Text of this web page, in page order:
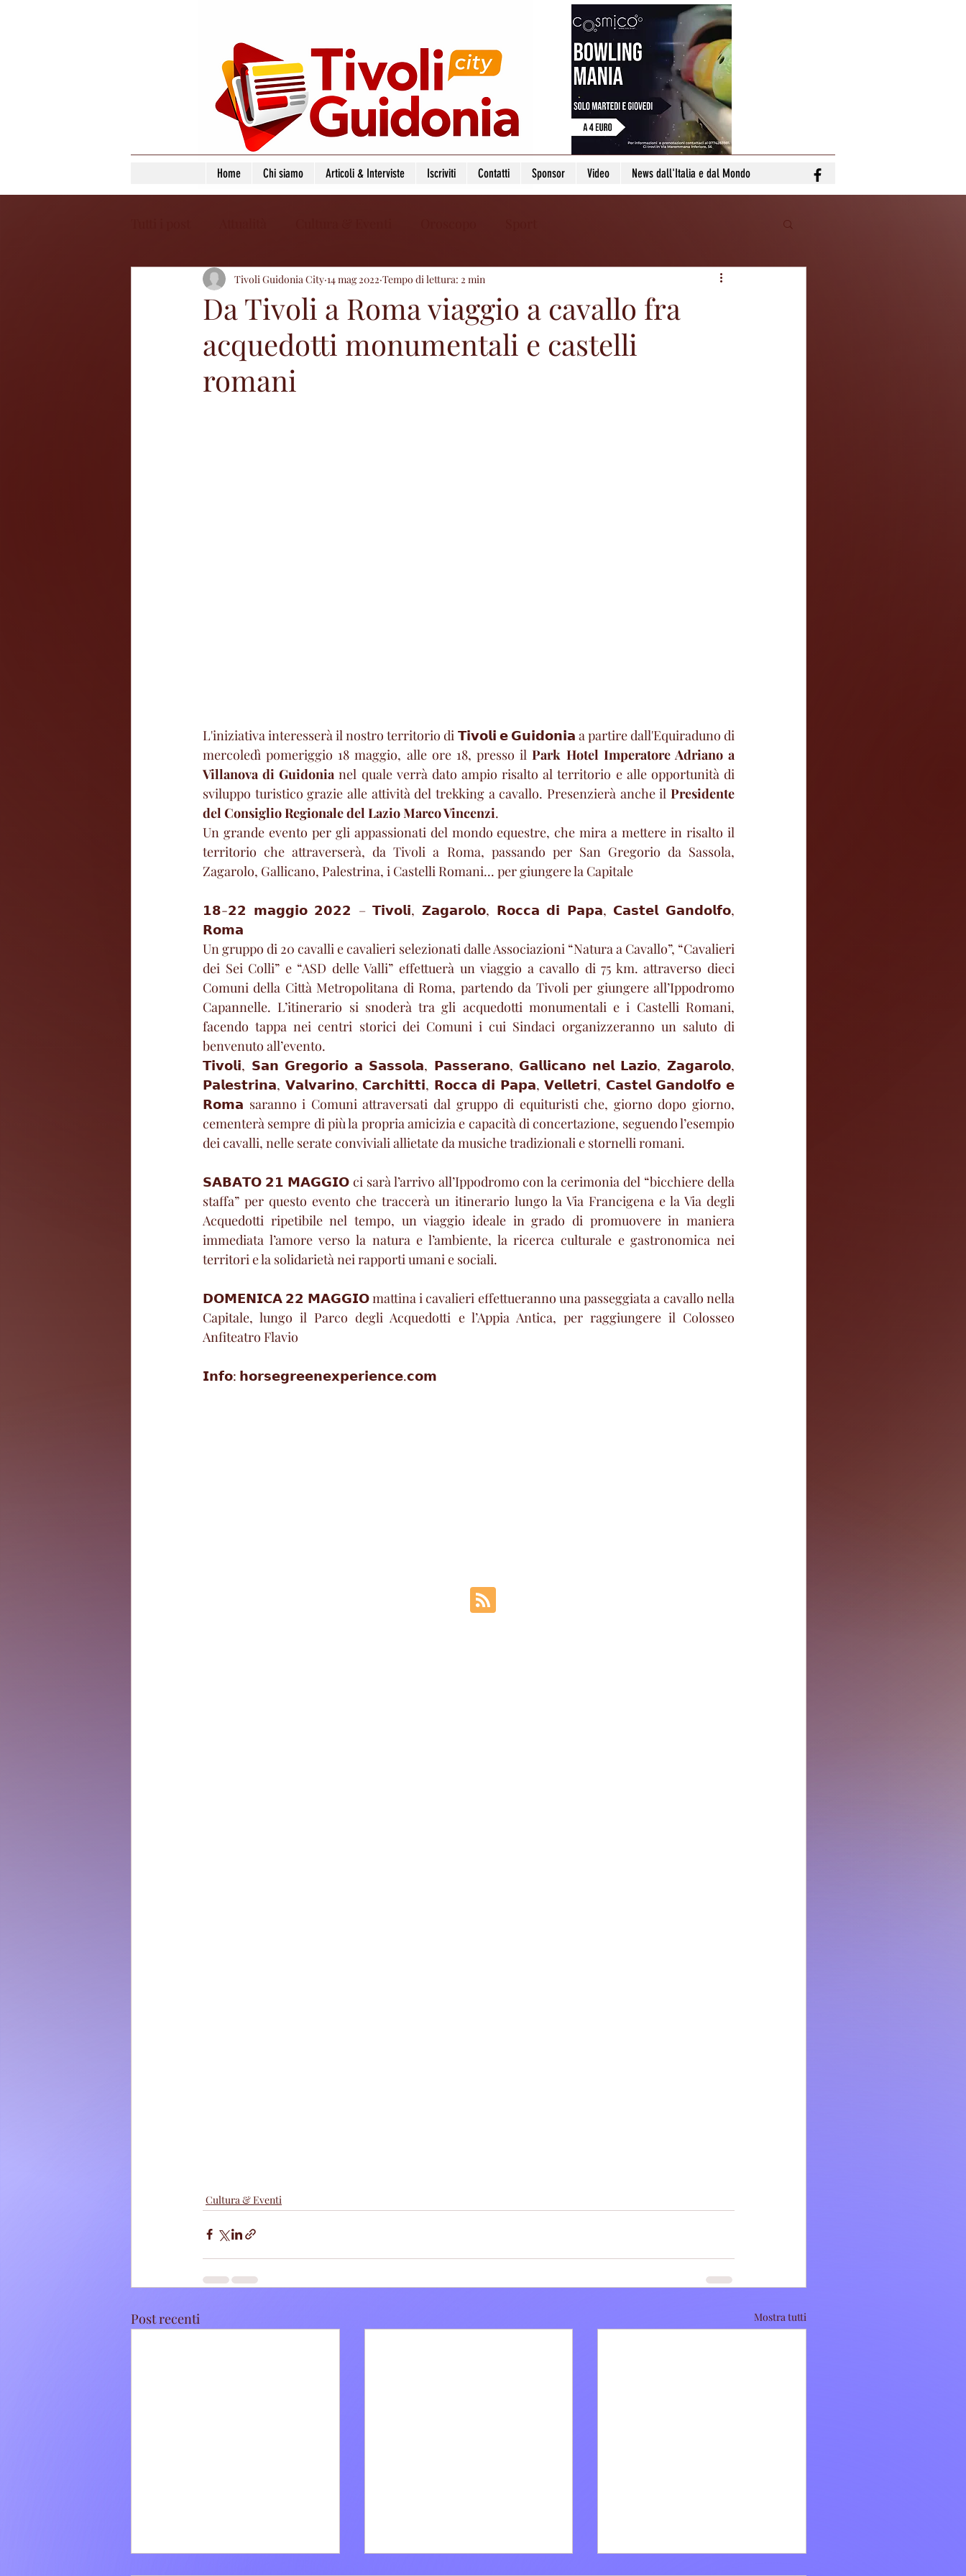
Home Chi siamo Articoli & Interviste Iscriviti Contatti Sponsor Video News dall'Italia e dal Mondo
Da Tivoli a Roma viaggio a cavallo fra
acquedotti monumentali e castelli
romani
Tivoli Guidonia City 14 mag 2022 Tempo di lettura: 2 min
L'iniziativa interesserà il nostro territorio di 𝗧𝗶𝘃𝗼𝗹𝗶 𝗲 𝗚𝘂𝗶𝗱𝗼𝗻𝗶𝗮 a partire dall'Equiraduno di
mercoledì pomeriggio 18 maggio, alle ore 18, presso il Park Hotel Imperatore Adriano a
Villanova di Guidonia nel quale verrà dato ampio risalto al territorio e alle opportunità di
sviluppo turistico grazie alle attività del trekking a cavallo. Presenzierà anche il Presidente
del Consiglio Regionale del Lazio Marco Vincenzi.
Un grande evento per gli appassionati del mondo equestre, che mira a mettere in risalto il
territorio che attraverserà, da Tivoli a Roma, passando per San Gregorio da Sassola,
Zagarolo, Gallicano, Palestrina, i Castelli Romani... per giungere la Capitale
𝟭𝟴-𝟮𝟮 𝗺𝗮𝗴𝗴𝗶𝗼 𝟮𝟬𝟮𝟮 – 𝗧𝗶𝘃𝗼𝗹𝗶, 𝗭𝗮𝗴𝗮𝗿𝗼𝗹𝗼, 𝗥𝗼𝗰𝗰𝗮 𝗱𝗶 𝗣𝗮𝗽𝗮, 𝗖𝗮𝘀𝘁𝗲𝗹 𝗚𝗮𝗻𝗱𝗼𝗹𝗳𝗼,
𝗥𝗼𝗺𝗮
Un gruppo di 20 cavalli e cavalieri selezionati dalle Associazioni “Natura a Cavallo”, “Cavalieri
dei Sei Colli” e “ASD delle Valli” effettuerà un viaggio a cavallo di 75 km. attraverso dieci
Comuni della Città Metropolitana di Roma, partendo da Tivoli per giungere all’Ippodromo
Capannelle. L’itinerario si snoderà tra gli acquedotti monumentali e i Castelli Romani,
facendo tappa nei centri storici dei Comuni i cui Sindaci organizzeranno un saluto di
benvenuto all’evento.
𝗧𝗶𝘃𝗼𝗹𝗶, 𝗦𝗮𝗻 𝗚𝗿𝗲𝗴𝗼𝗿𝗶𝗼 𝗮 𝗦𝗮𝘀𝘀𝗼𝗹𝗮, 𝗣𝗮𝘀𝘀𝗲𝗿𝗮𝗻𝗼, 𝗚𝗮𝗹𝗹𝗶𝗰𝗮𝗻𝗼 𝗻𝗲𝗹 𝗟𝗮𝘇𝗶𝗼, 𝗭𝗮𝗴𝗮𝗿𝗼𝗹𝗼,
𝗣𝗮𝗹𝗲𝘀𝘁𝗿𝗶𝗻𝗮, 𝗩𝗮𝗹𝘃𝗮𝗿𝗶𝗻𝗼, 𝗖𝗮𝗿𝗰𝗵𝗶𝘁𝘁𝗶, 𝗥𝗼𝗰𝗰𝗮 𝗱𝗶 𝗣𝗮𝗽𝗮, 𝗩𝗲𝗹𝗹𝗲𝘁𝗿𝗶, 𝗖𝗮𝘀𝘁𝗲𝗹 𝗚𝗮𝗻𝗱𝗼𝗹𝗳𝗼 𝗲
𝗥𝗼𝗺𝗮 saranno i Comuni attraversati dal gruppo di equituristi che, giorno dopo giorno,
cementerà sempre di più la propria amicizia e capacità di concertazione, seguendo l’esempio
dei cavalli, nelle serate conviviali allietate da musiche tradizionali e stornelli romani.
𝗦𝗔𝗕𝗔𝗧𝗢 𝟮𝟭 𝗠𝗔𝗚𝗚𝗜𝗢 ci sarà l’arrivo all’Ippodromo con la cerimonia del “bicchiere della
staffa” per questo evento che traccerà un itinerario lungo la Via Francigena e la Via degli
Acquedotti ripetibile nel tempo, un viaggio ideale in grado di promuovere in maniera
immediata l’amore verso la natura e l’ambiente, la ricerca culturale e gastronomica nei
territori e la solidarietà nei rapporti umani e sociali.
𝗗𝗢𝗠𝗘𝗡𝗜𝗖𝗔 𝟮𝟮 𝗠𝗔𝗚𝗚𝗜𝗢 mattina i cavalieri effettueranno una passeggiata a cavallo nella
Capitale, lungo il Parco degli Acquedotti e l’Appia Antica, per raggiungere il Colosseo
Anfiteatro Flavio
𝗜𝗻𝗳𝗼: 𝗵𝗼𝗿𝘀𝗲𝗴𝗿𝗲𝗲𝗻𝗲𝘅𝗽𝗲𝗿𝗶𝗲𝗻𝗰𝗲.𝗰𝗼𝗺
Cultura & Eventi
Post recenti Mostra tutti